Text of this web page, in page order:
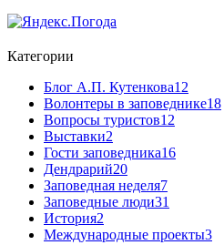
Категории
Блог А.П. Кутенкова12
Волонтеры в заповеднике18
Вопросы туристов12
Выставки2
Гости заповедника16
Дендрарий20
Заповедная неделя7
Заповедные люди31
История2
Международные проекты3